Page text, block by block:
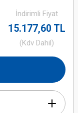
İndirimli Fiyat
15.177,60 TL
(Kdv Dahil)